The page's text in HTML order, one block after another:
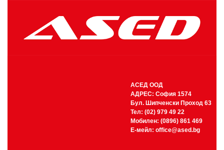
АСЕД ООД
АДРЕС: София 1574
Бул. Шипченски Проход 63
Тел: (02) 979 49 22
Мобилен: (0896) 861 469
Е-мейл: office@ased.bg